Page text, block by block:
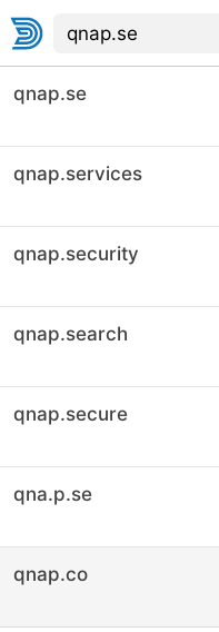
qnap.se
qnap.services
qnap.security
qnap.search
qnap.secure
qna.p.se
qnap.co